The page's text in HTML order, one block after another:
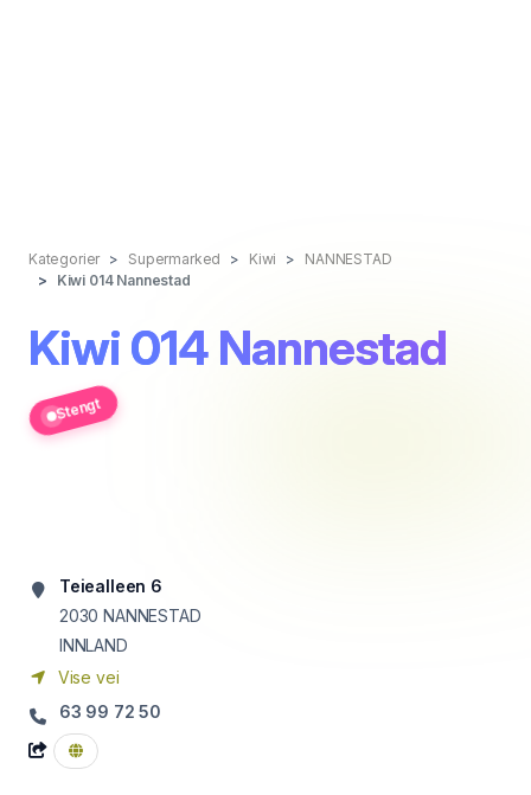
Kategorier Supermarked Kiwi
NANNESTAD
Kiwi 014 Nannestad
Kiwi 014 Nannestad
Stengt
Teiealleen 6
2030 NANNESTAD
INNLAND
Vise vei
63 99 72 50